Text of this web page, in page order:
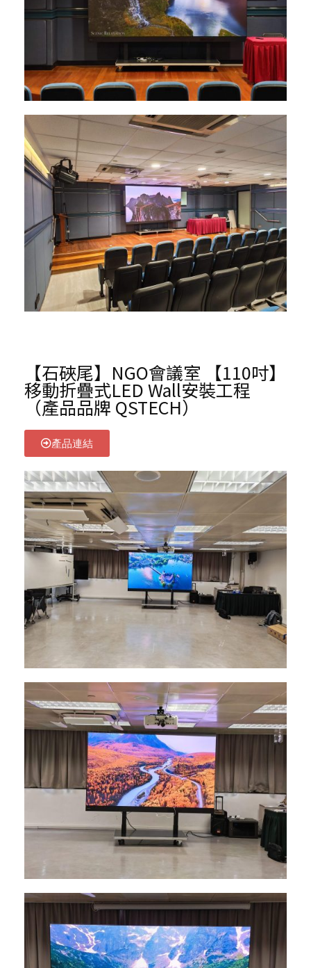
【石硤尾】NGO會議室 【110吋】
移動折疊式LED Wall安裝工程
（產品品牌 QSTECH）
產品連結